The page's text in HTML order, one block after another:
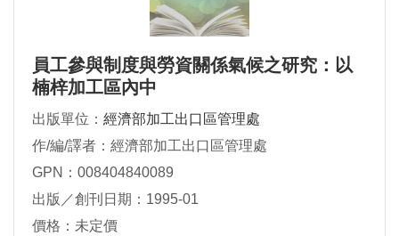
員工參與制度與勞資關係氣候之研究：以
楠梓加工區內中
出版單位： 經濟部加工出口區管理處
作/編/譯者：經濟部加工出口區管理處
GPN：008404840089
出版／創刊日期：1995-01
價格：未定價